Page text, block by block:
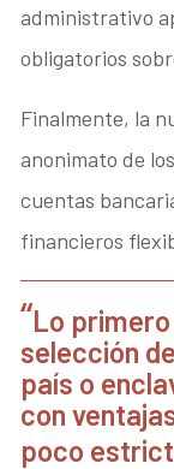
administrativo
obligatorios
Finalmente, la
anonimato de
cuentas
financieros
Lo
selección
país o
con
poco